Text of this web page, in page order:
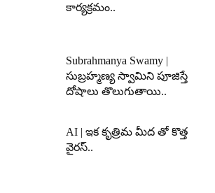
కార్యక్రమం..
Subrahmanya Swamy |
సుబ్రహ్మణ్య స్వామిని పూజిస్తే
దోషాలు తొలుగుతాయి..
AI | ఇక కృత్రిమ మీద తో కొత్త
వైరస్..